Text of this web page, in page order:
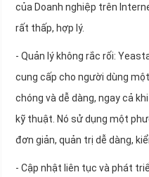
của Doanh nghiệp trên
rất thấp, hợp lý.
- Quản lý không rắc rối:
cung cấp cho người dùng
chóng và dễ dàng, ngay cả
kỹ thuật. Nó sử dụng một
đơn giản, quản trị dễ dàng,
- Cập nhật liên tục và phát